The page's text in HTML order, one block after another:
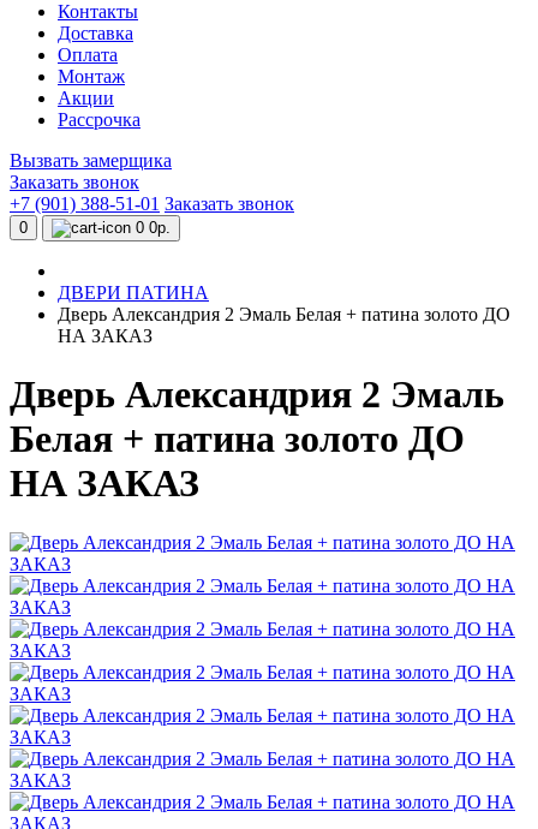
Контакты
Доставка
Оплата
Монтаж
Акции
Рассрочка
Вызвать замерщика
Заказать звонок
+7 (901) 388-51-01 Заказать звонок
0 0 0р.
ДВЕРИ ПАТИНА
Дверь Александрия 2 Эмаль Белая + патина золото ДО
НА ЗАКАЗ
Дверь Александрия 2 Эмаль
Белая + патина золото ДО
НА ЗАКАЗ